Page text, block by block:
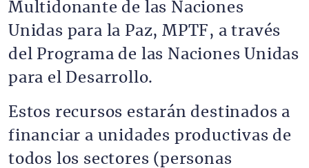
Multidonante de las Naciones
Unidas para la Paz, MPTF, a través
del Programa de las Naciones Unidas
para el Desarrollo.
Estos recursos estarán destinados a
financiar a unidades productivas de
todos los sectores (personas